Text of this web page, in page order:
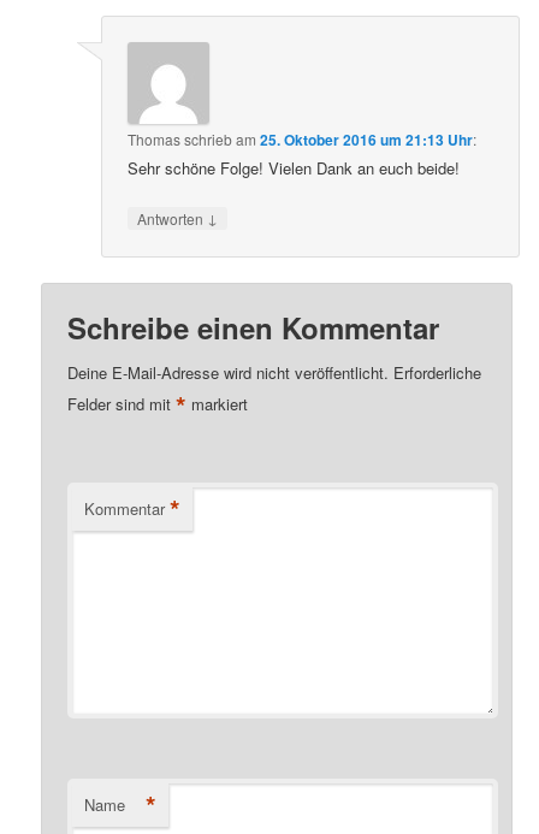
Thomasschriebam25. Oktober 2016 um 21:13 Uhr:
Sehr schöne Folge! Vielen Dank an euch beide!
Antworten ↓
Schreibe einen Kommentar
Deine E-Mail-Adresse wird nicht veröffentlicht. Erforderliche
Felder sind mit* markiert
Kommentar *
Name *